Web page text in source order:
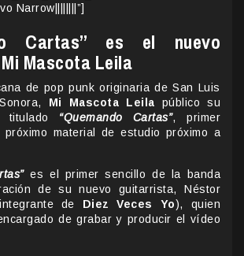
Narrow||||||||”]
Cartas” es el nuevo
Mascota Leila
de pop punk originaria de San Luis
Mi Mascota Leila público su
titulado “Quemando Cartas”, primer
material de estudio próximo a
es el primer sencillo de la banda
de su nuevo guitarrista, Néstor
de Diez Veces Yo), quien
de grabar y producir el vídeo